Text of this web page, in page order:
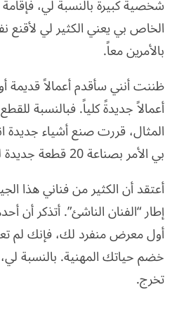
شخصية كبيرة بالنسبة لي،
الخاص بي يعني الكثير لي لأقنع
بالأمرين معاً.
ظننت أنني سأقدم أعمالاً
أعمالاً جديدةً كلياً. فبالنسبة
المثال، قررت صنع أشياء جديدة
بي الأمر بصناعة 20 قطعة جديدة للمعرض.
أعتقد أن الكثير من فناني هذا
إطار “الفنان الناشئ”. أتذكر أن
أول معرض منفرد لك، فإنك لم
خضم حياتك المهنية. بالنسبة
تخرج.